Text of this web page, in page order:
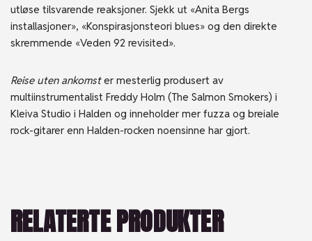
utløse tilsvarende reaksjoner. Sjekk ut «Anita Bergs
installasjoner», «Konspirasjonsteori blues» og den direkte
skremmende «Veden 92 revisited».
Reise uten ankomster mesterlig produsert av
multiinstrumentalist Freddy Holm (The Salmon Smokers) i
Kleiva Studio i Halden og inneholder mer fuzza og breiale
rock-gitarer enn Halden-rocken noensinne har gjort.
RELATERTE PRODUKTER